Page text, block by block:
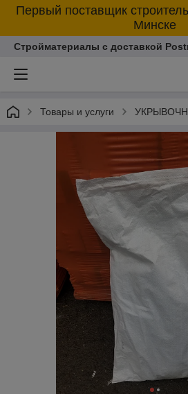
Первый поставщик
Минске
Стройматериалы с доставкой
Товары и услуги